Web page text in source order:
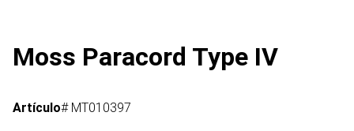
Moss Paracord Type IV
Artículo# MT010397